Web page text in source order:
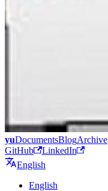
yuDocumentsBlogArchive
GitHub
LinkedIn
English
English